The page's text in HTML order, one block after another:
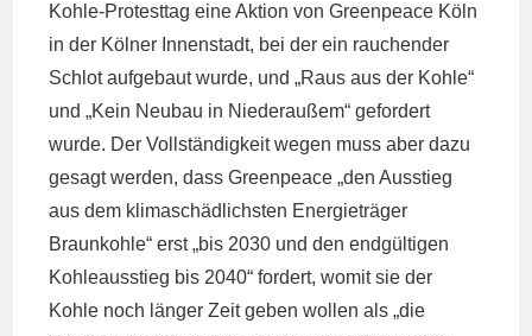
Kohle-Protesttag eine Aktion von Greenpeace Köln
in der Kölner Innenstadt, bei der ein rauchender
Schlot aufgebaut wurde, und „Raus aus der Kohle“
und „Kein Neubau in Niederaußem“ gefordert
wurde. Der Vollständigkeit wegen muss aber dazu
gesagt werden, dass Greenpeace „den Ausstieg
aus dem klimaschädlichsten Energieträger
Braunkohle“ erst „bis 2030 und den endgültigen
Kohleausstieg bis 2040“ fordert, womit sie der
Kohle noch länger Zeit geben wollen als „die